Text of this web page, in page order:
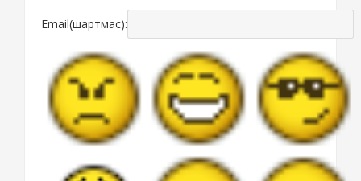
Email(шартмас):